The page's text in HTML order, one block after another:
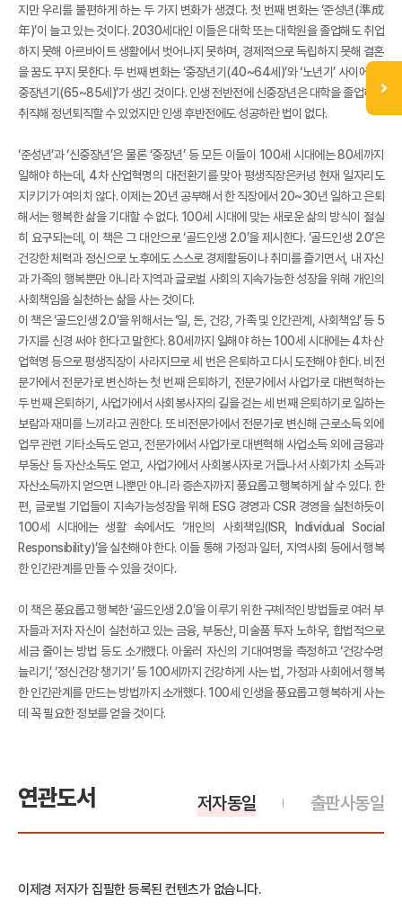
지만 우리를 불편하게 하는 두 가지 변화가 생겼다. 첫 번째 변화는 ‘준성년(準成
年)’이 늘고 있는 것이다. 2030세대인 이들은 대학 또는 대학원을 졸업해도 취업
하지 못해 아르바이트 생활에서 벗어나지 못하며, 경제적으로 독립하지 못해 결혼
을 꿈도 꾸지 못한다. 두 번째 변화는 ‘중장년기(40~64세)’와 ‘노년기’ 사이에 ‘신
중장년기(65~85세)’가 생긴 것이다. 인생 전반전에 신중장년은 대학을 졸업하고
취직해 정년퇴직할 수 있었지만 인생 후반전에도 성공하란 법이 없다.
‘준성년’과 ‘신중장년’은 물론 ‘중장년’ 등 모든 이들이 100세 시대에는 80세까지
일해야 하는데, 4차 산업혁명의 대전환기를 맞아 평생직장은커녕 현재 일자리도
지키기가 여의치 않다. 이제는 20년 공부해서 한 직장에서 20~30년 일하고 은퇴
해서는 행복한 삶을 기대할 수 없다. 100세 시대에 맞는 새로운 삶의 방식이 절실
히 요구되는데, 이 책은 그 대안으로 ‘골드인생 2.0’을 제시한다. ‘골드인생 2.0’은
건강한 체력과 정신으로 노후에도 스스로 경제활동이나 취미를 즐기면서, 내 자신
과 가족의 행복뿐만 아니라 지역과 글로벌 사회의 지속가능한 성장을 위해 개인의
사회책임을 실천하는 삶을 사는 것이다.
이 책은 ‘골드인생 2.0’을 위해서는 ‘일, 돈, 건강, 가족 및 인간관계, 사회책임’ 등 5
가지를 신경 써야 한다고 말한다. 80세까지 일해야 하는 100세 시대에는 4차 산
업혁명 등으로 평생직장이 사라지므로 세 번은 은퇴하고 다시 도전해야 한다. 비전
문가에서 전문가로 변신하는 첫 번째 은퇴하기, 전문가에서 사업가로 대변혁하는
두 번째 은퇴하기, 사업가에서 사회봉사자의 길을 걷는 세 번째 은퇴하기로 일하는
보람과 재미를 느끼라고 권한다. 또 비전문가에서 전문가로 변신해 근로소득 외에
업무 관련 기타소득도 얻고, 전문가에서 사업가로 대변혁해 사업소득 외에 금융과
부동산 등 자산소득도 얻고, 사업가에서 사회봉사자로 거듭나서 사회가치 소득과
자산소득까지 얻으면 나뿐만 아니라 증손자까지 풍요롭고 행복하게 살 수 있다. 한
편, 글로벌 기업들이 지속가능성장을 위해 ESG 경영과 CSR 경영을 실천하듯이
100세 시대에는 생활 속에서도 ‘개인의 사회책임(ISR, Individual Social
Responsibility)’을 실천해야 한다. 이들 통해 가정과 일터, 지역사회 등에서 행복
한 인간관계를 만들 수 있을 것이다.
이 책은 풍요롭고 행복한 ‘골드인생 2.0’을 이루기 위한 구체적인 방법들로 여러 부
자들과 저자 자신이 실천하고 있는 금융, 부동산, 미술품 투자 노하우, 합법적으로
세금 줄이는 방법 등도 소개했다. 아울러 자신의 기대여명을 측정하고 ‘건강수명
늘리기’, ‘정신건강 챙기기’ 등 100세까지 건강하게 사는 법, 가정과 사회에서 행복
한 인간관계를 만드는 방법까지 소개했다. 100세 인생을 풍요롭고 행복하게 사는
데 꼭 필요한 정보를 얻을 것이다.
연관도서 출판사동일
저자동일
이제경 저자가 집필한 등록된 컨텐츠가 없습니다.